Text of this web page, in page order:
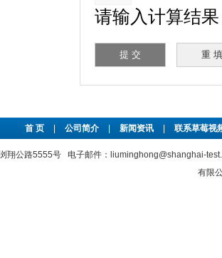
请输入计算结果（
首 页 公司简介 新闻资讯 联系草莓视
浏翔公路5555号 电子邮件：liuminghong@shanghai-
有限